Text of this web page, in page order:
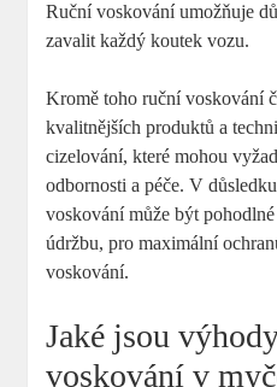
Ruční voskování umožňuje
zavalit každý koutek vozu.
Kromě toho ruční voskování
kvalitnějších produktů a
cizelování, které mohou
odbornosti a péče. V
voskování může být
údržbu, pro maximální
voskování.
Jaké jsou
voskování v